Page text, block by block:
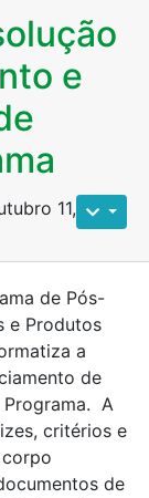
e
11,
de Pós-
e Produtos
a
de
A
critérios e
de